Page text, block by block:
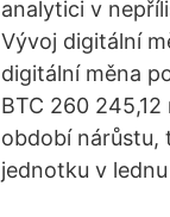
analytici v
Vývoj digitální
digitální měna
BTC 260
období nárůstu,
jednotku v